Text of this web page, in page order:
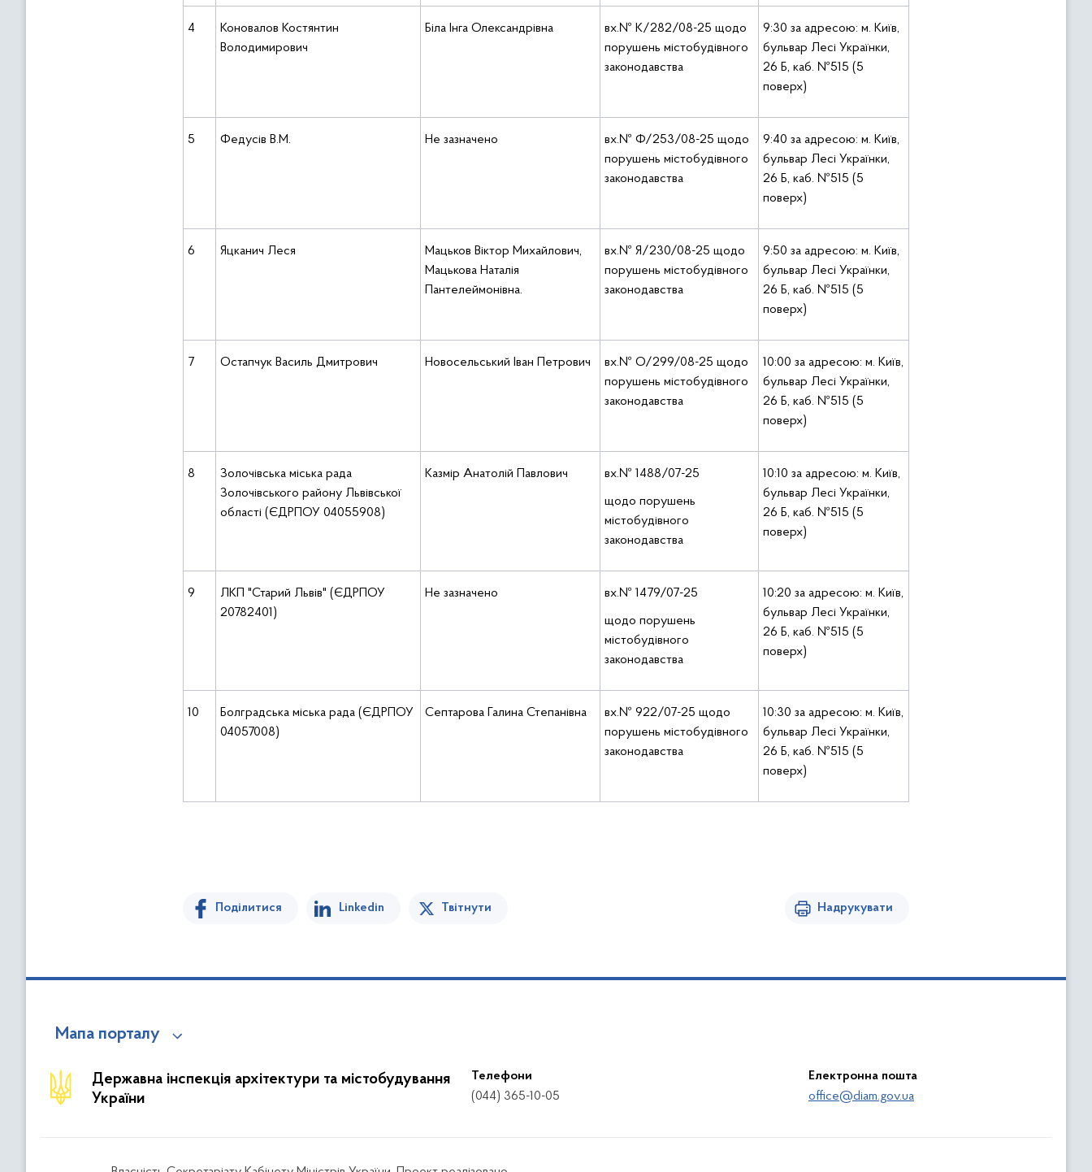
4
Коновалов Костянтин
Володимирович
Біла Інга Олександрівна
вх.№ К/282/08-25 щодо
порушень містобудівного
законодавства
9:30 за адресою: м. Київ,
бульвар Лесі Українки,
26 Б, каб. №515 (5
поверх)
5 Федусів В.М. Не зазначено
вх.№ Ф/253/08-25 щодо
порушень містобудівного
законодавства
9:40 за адресою: м. Київ,
бульвар Лесі Українки,
26 Б, каб. №515 (5
поверх)
6 Яцканич Леся
Мацьков Віктор Михайлович,
Мацькова Наталія
Пантелеймонівна.
вх.№ Я/230/08-25 щодо
порушень містобудівного
законодавства
9:50 за адресою: м. Київ,
бульвар Лесі Українки,
26 Б, каб. №515 (5
поверх)
7 Остапчук Василь Дмитрович Новосельський Іван Петрович
вх.№ О/299/08-25 щодо
порушень містобудівного
законодавства
10:00 за адресою: м. Київ,
бульвар Лесі Українки,
26 Б, каб. №515 (5
поверх)
8
Золочівська міська рада
Золочівського району Львівської
області (ЄДРПОУ 04055908)
Казмір Анатолій Павлович вх.№ 1488/07-25
щодо порушень
містобудівного
законодавства
10:10 за адресою: м. Київ,
бульвар Лесі Українки,
26 Б, каб. №515 (5
поверх)
9
ЛКП "Старий Львів" (ЄДРПОУ
20782401)
Не зазначено вх.№ 1479/07-25
щодо порушень
містобудівного
законодавства
10:20 за адресою: м. Київ,
бульвар Лесі Українки,
26 Б, каб. №515 (5
поверх)
10
Болградська міська рада (ЄДРПОУ
04057008)
Септарова Галина Степанівна
вх.№ 922/07-25 щодо
порушень містобудівного
законодавства
10:30 за адресою: м. Київ,
бульвар Лесі Українки,
26 Б, каб. №515 (5
поверх)
Поділитися Linkedin Твітнути Надрукувати
Мапа порталу
Державна інспекція архітектури та містобудування
України
Телефони
(044) 365-10-05
Електронна пошта
office@diam.gov.ua